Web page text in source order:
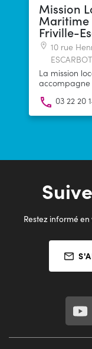
Mission
Maritime
Friville-
10 rue
La mission
accompagne
jeunes de
ou 03 22 20
Restez informé